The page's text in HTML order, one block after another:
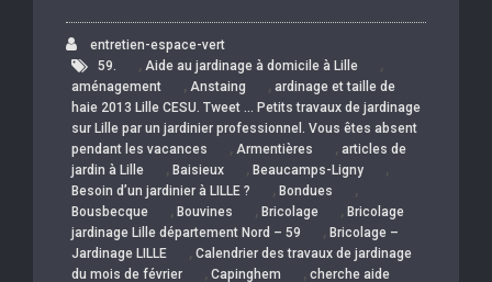
entretien-espace-vert
59.
, Aide au jardinage à domicile à Lille ,
aménagement , Anstaing , ardinage et taille de
haie 2013 Lille CESU. Tweet … Petits travaux de jardinage
sur Lille par un jardinier professionnel. Vous êtes absent
pendant les vacances
, Armentières , articles de
jardin à Lille
, Baisieux , Beaucamps-Ligny ,
Besoin d’un jardinier à LILLE ? , Bondues ,
Bousbecque , Bouvines , Bricolage , Bricolage
jardinage Lille département Nord – 59
, Bricolage –
Jardinage LILLE
, Calendrier des travaux de jardinage
du mois de février
, Capinghem , cherche aide